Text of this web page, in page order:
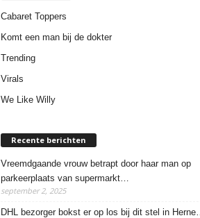
Cabaret Toppers
Komt een man bij de dokter
Trending
Virals
We Like Willy
Recente berichten
Vreemdgaande vrouw betrapt door haar man op
parkeerplaats van supermarkt…
september 2, 2025
DHL bezorger bokst er op los bij dit stel in Herne…